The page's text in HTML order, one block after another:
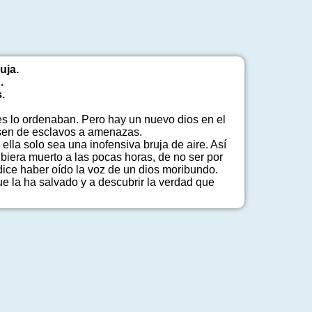
lo ordenaban. Pero hay un nuevo dios en el
de esclavos a amenazas.
solo sea una inofensiva bruja de aire. Así
muerto a las pocas horas, de no ser por
haber oído la voz de un dios moribundo.
la ha salvado y a descubrir la verdad que